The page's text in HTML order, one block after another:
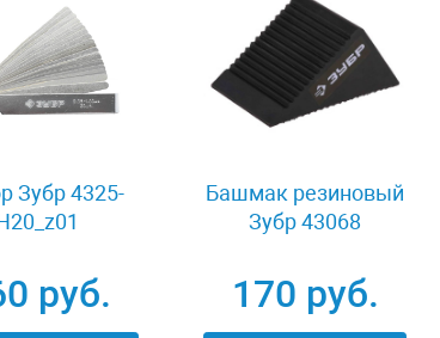
Зубр 4325-
руб.
Башмак резиновый
Зубр 43068
170 руб.